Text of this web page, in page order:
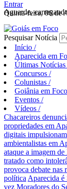
Aguarde,
Entrar
Quinta-feira, 06 de
Pesquisar Notícia
Início /
Aparecida em
Últimas Notícias
Concursos /
Colunistas /
Goiânia em Foco
Eventos /
Vídeos /
Chacareiros
propriedades em
digitais
ambientalistas em
ataque a imagem
tratado como
provoca debate nas
política Aparecida é
vez Moradores do